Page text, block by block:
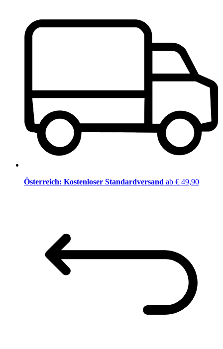
Österreich: Kostenloser Standardversand ab € 49,90